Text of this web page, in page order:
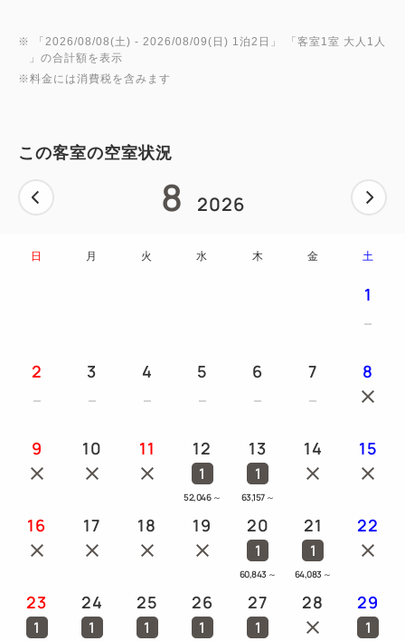
ドに採用。「上質な眠り」をお約束します。
●40型液晶テレビ(AQUOS)を完備。
※ 「 2026/08/08(土) - 2026/08/09(日) 1泊2日 」 「客室1室 大人1人
」の合計額を表示
※料金には消費税を含みます
この客室の空室状況
8 2026
日 月 火 水 木 金 土
1
2 3 4 5 6 7 8
9 10 11 12
1
52,046 ～
13
1
63,157 ～
14 15
16 17 18 19 20
1
60,843 ～
21
1
64,083 ～
22
23
1
24
1
25
1
26
1
27
1
28 29
1